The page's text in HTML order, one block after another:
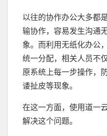
以往的协作办公大多都
输协作，容易发生沟通
象。而利用无纸化办公
统一分配，相关人员不
原系统上每一步操作，
诿扯皮等现象。
在这一方面，使用道一
解决这个问题。